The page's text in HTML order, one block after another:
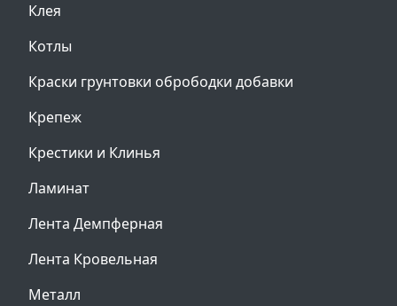
Клея
Котлы
Краски грунтовки обрободки добавки
Крепеж
Крестики и Клинья
Ламинат
Лента Демпферная
Лента Кровельная
Металл